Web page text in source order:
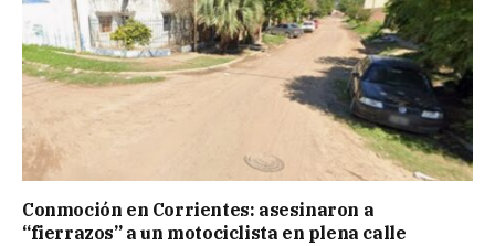
Conmoción en Corrientes: asesinaron a
“fierrazos” a un motociclista en plena calle